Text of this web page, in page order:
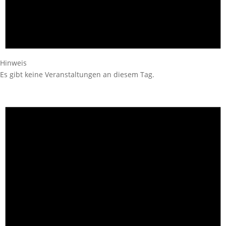
Hinweis
Es gibt keine Veranstaltungen an diesem Tag.